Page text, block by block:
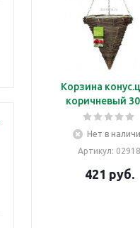
Корзина
коричневый
Нет в
Артикул: 02918
421 руб.